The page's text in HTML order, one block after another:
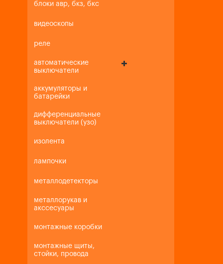
блоки авр, бкз, бкс
видеоскопы
реле
автоматические
выключатели
аккумуляторы и
батарейки
дифференциальные
выключатели (узо)
изолента
лампочки
металлодетекторы
металлорукав и
акссесуары
монтажные коробки
монтажные щиты,
стойки, провода